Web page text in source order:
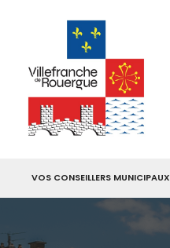
VOS CONSEILLERS MUNICIPAUX